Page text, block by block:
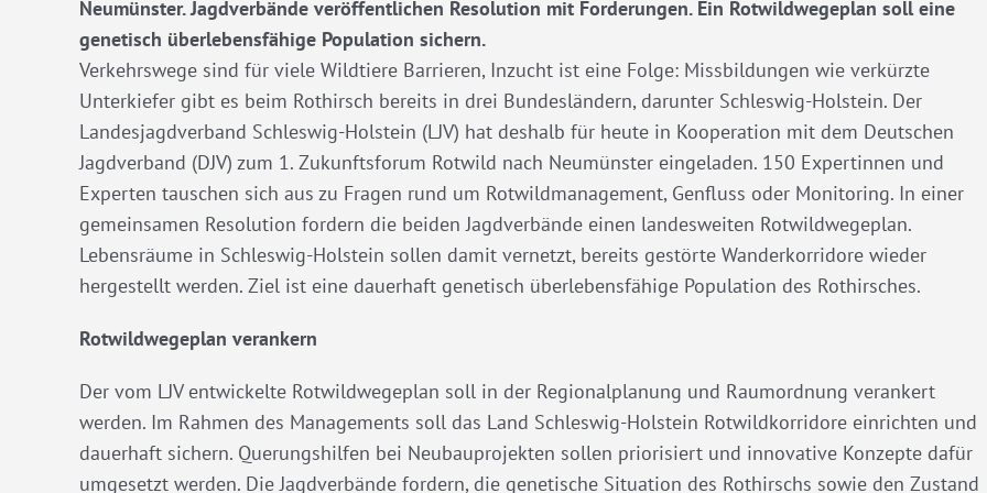
Neumünster. Jagdverbände veröffentlichen Resolution mit Forderungen. Ein Rotwildwegeplan soll eine
genetisch überlebensfähige Population sichern.
Verkehrswege sind für viele Wildtiere Barrieren, Inzucht ist eine Folge: Missbildungen wie verkürzte
Unterkiefer gibt es beim Rothirsch bereits in drei Bundesländern, darunter Schleswig-Holstein. Der
Landesjagdverband Schleswig-Holstein (LJV) hat deshalb für heute in Kooperation mit dem Deutschen
Jagdverband (DJV) zum 1. Zukunftsforum Rotwild nach Neumünster eingeladen. 150 Expertinnen und
Experten tauschen sich aus zu Fragen rund um Rotwildmanagement, Genfluss oder Monitoring. In einer
gemeinsamen Resolution fordern die beiden Jagdverbände einen landesweiten Rotwildwegeplan.
Lebensräume in Schleswig-Holstein sollen damit vernetzt, bereits gestörte Wanderkorridore wieder
hergestellt werden. Ziel ist eine dauerhaft genetisch überlebensfähige Population des Rothirsches.
Rotwildwegeplan verankern
Der vom LJV entwickelte Rotwildwegeplan soll in der Regionalplanung und Raumordnung verankert
werden. Im Rahmen des Managements soll das Land Schleswig-Holstein Rotwildkorridore einrichten und
dauerhaft sichern. Querungshilfen bei Neubauprojekten sollen priorisiert und innovative Konzepte dafür
umgesetzt werden. Die Jagdverbände fordern, die genetische Situation des Rothirschs sowie den Zustand